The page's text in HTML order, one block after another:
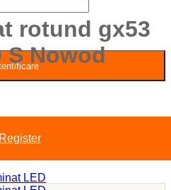
Register
rotund gx53
S Nowod